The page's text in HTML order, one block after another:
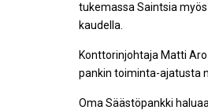
tukemassa Saintsia
kaudella.
Konttorinjohtaja Matti
pankin toiminta-ajatusta
Oma Säästöpankki